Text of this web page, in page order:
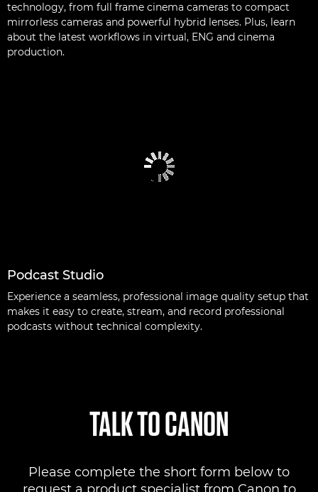
technology, from full frame cinema cameras to compact
mirrorless cameras and powerful hybrid lenses. Plus, learn
about the latest workflows in virtual, ENG and cinema
production.
Podcast Studio
Experience a seamless, professional image quality setup that
makes it easy to create, stream, and record professional
podcasts without technical complexity.
TALK TO CANON
Please complete the short form below to